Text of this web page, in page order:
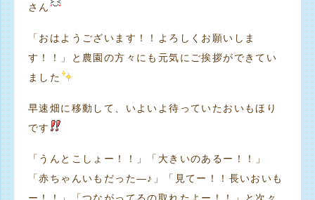
さん
「おはようございます！！よろしくお願いしま
す！！」と農園の方々にも元気にご挨拶ができてい
ました
早速畑に移動して、いよいよ待っていたおいもほり
です
「うんとこしょー！！」「大きいのあるー！！」
「赤ちゃんいもだった―♪」「見てー！！長いおいも